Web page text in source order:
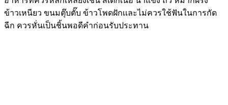
ข้าวเหนียว ขนมตุ๊บตั๊บ ข้าวโพดฝักเเละไม่ควรใช้ฟันในการกัด
ฉีก ควรหั่นเป็นชิ้นพอดีคำก่อนรับประทาน